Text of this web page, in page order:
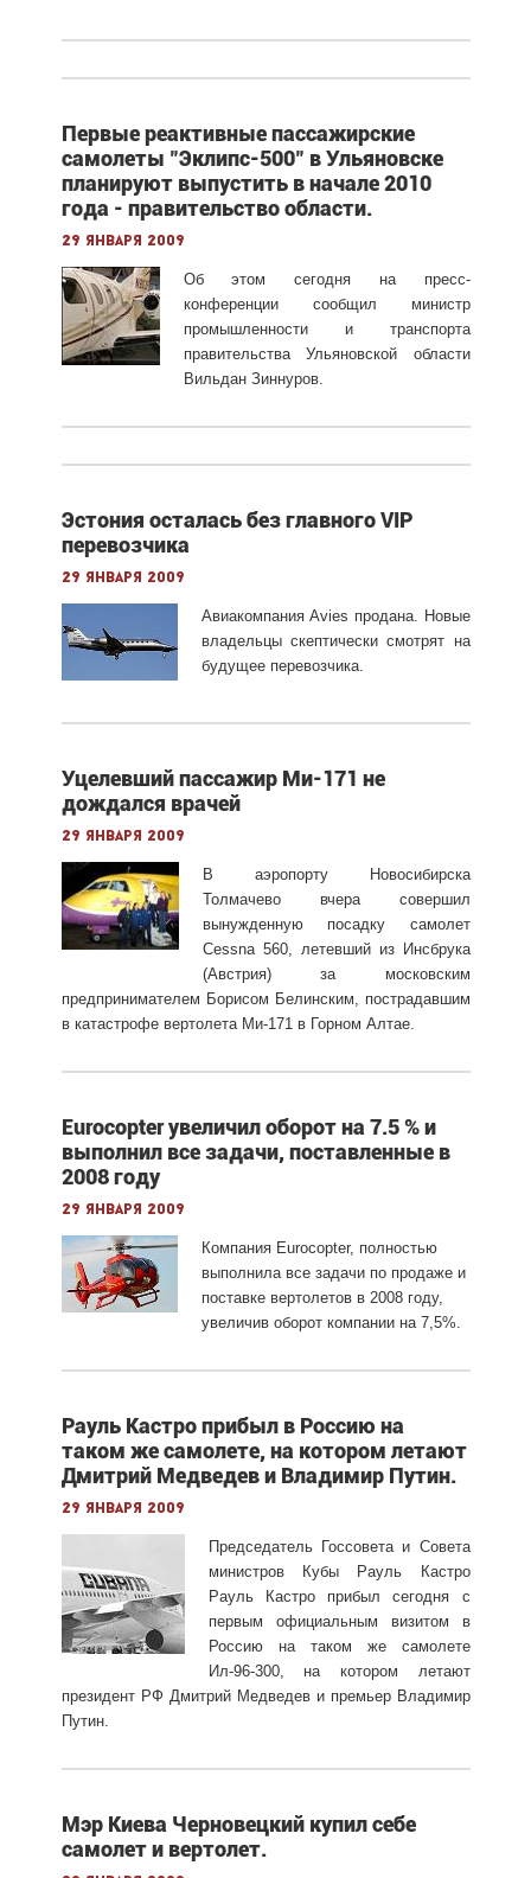
Первые реактивные пассажирские
самолеты "Эклипс-500" в Ульяновске
планируют выпустить в начале 2010
года - правительство области.
29 января 2009
Об этом сегодня на пресс-
конференции сообщил министр
промышленности и транспорта
правительства Ульяновской области
Вильдан Зиннуров.
Эстония осталась без главного VIP
перевозчика
29 января 2009
Авиакомпания Avies продана. Новые
владельцы скептически смотрят на
будущее перевозчика.
Уцелевший пассажир Ми-171 не
дождался врачей
29 января 2009
В аэропорту Новосибирска
Толмачево вчера совершил
вынужденную посадку самолет
Cessna 560, летевший из Инсбрука
(Австрия) за московским
предпринимателем Борисом Белинским, пострадавшим
в катастрофе вертолета Ми-171 в Горном Алтае.
Eurocopter увеличил оборот на 7.5 % и
выполнил все задачи, поставленные в
2008 году
29 января 2009
Компания Eurocopter, полностью
выполнила все задачи по продаже и
поставке вертолетов в 2008 году,
увеличив оборот компании на 7,5%.
Рауль Кастро прибыл в Россию на
таком же самолете, на котором летают
Дмитрий Медведев и Владимир Путин.
29 января 2009
Председатель Госсовета и Совета
министров Кубы Рауль Кастро
Рауль Кастро прибыл сегодня с
первым официальным визитом в
Россию на таком же самолете
Ил-96-300, на котором летают
президент РФ Дмитрий Медведев и премьер Владимир
Путин.
Мэр Киева Черновецкий купил себе
самолет и вертолет.